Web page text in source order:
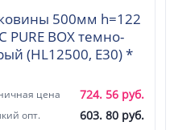
500мм h=122
PURE BOX темно-
серый (HL12500, E30) *
цена 724. 56 руб.
опт. 603. 80 руб.